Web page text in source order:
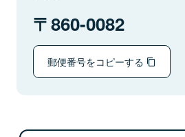
860-0082
郵便番号をコピーする